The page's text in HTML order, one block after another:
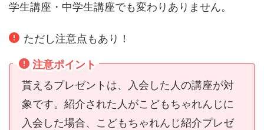
学生講座・中学生講座でも変わりありません。
ただし注意点もあり！
注意ポイント
貰えるプレゼントは、入会した人の講座が対
象です。紹介された人がこどもちゃれんじに
入会した場合、こどもちゃれんじ紹介プレゼ